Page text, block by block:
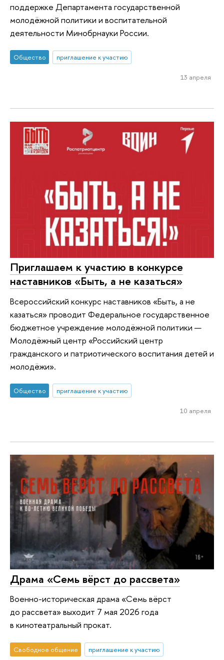
поддержке Департамента государственной
молодёжной политики и воспитательной
деятельности Минобрнауки России.
Общество приглашение к участию
13 апреля
Приглашаем к участию в конкурсе
наставников «Быть, а не казаться»
Всероссийский конкурс наставников «Быть, а не
казаться» проводит Федеральное государственное
бюджетное учреждение молодёжной политики —
Молодёжный центр «Российский центр
гражданского и патриотического воспитания детей и
молодёжи».
Общество приглашение к участию
10 апреля
Драма «Семь вёрст до рассвета»
Военно-историческая драма «Семь вёрст
до рассвета» выходит 7 мая 2026 года
в кинотеатральный прокат.
Свободное общение приглашение к участию